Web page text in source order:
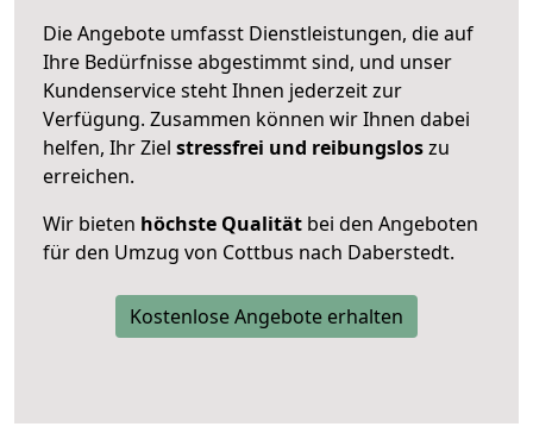
Die Angebote umfasst Dienstleistungen, die auf
Ihre Bedürfnisse abgestimmt sind, und unser
Kundenservice steht Ihnen jederzeit zur
Verfügung. Zusammen können wir Ihnen dabei
helfen, Ihr Ziel stressfrei und reibungsloszu
erreichen.
Wir bieten höchste Qualität bei den Angeboten
für den Umzug von Cottbus nach Daberstedt.
Kostenlose Angebote erhalten